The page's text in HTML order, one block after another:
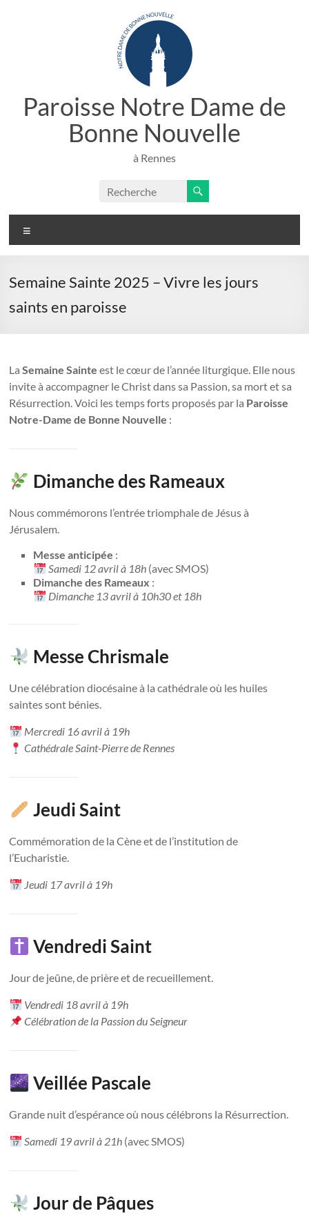
Paroisse Notre Dame de
Bonne Nouvelle
à Rennes
Semaine Sainte 2025 – Vivre les jours
saints en paroisse
LaSemaine Sainte est le cœur de l’année liturgique. Elle nous
invite à accompagner le Christ dans sa Passion, sa mort et sa
Résurrection. Voici les temps forts proposés par la Paroisse
Notre-Dame de Bonne Nouvelle :
Dimanche des Rameaux
Nous commémorons l’entrée triomphale de Jésus à
Jérusalem.
Messe anticipée :
Samedi 12 avril à 18h(avec SMOS)
Dimanche des Rameaux :
Dimanche 13 avril à 10h30 et 18h
Messe Chrismale
Une célébration diocésaine à la cathédrale où les huiles
saintes sont bénies.
Mercredi 16 avril à 19h
Cathédrale Saint-Pierre de Rennes
Jeudi Saint
Commémoration de la Cène et de l’institution de
l’Eucharistie.
Jeudi 17 avril à 19h
Vendredi Saint
Jour de jeûne, de prière et de recueillement.
Vendredi 18 avril à 19h
Célébration de la Passion du Seigneur
Veillée Pascale
Grande nuit d’espérance où nous célébrons la Résurrection.
Samedi 19 avril à 21h(avec SMOS)
Jour de Pâques